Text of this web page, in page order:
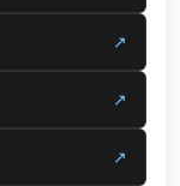
↗
↗
↗